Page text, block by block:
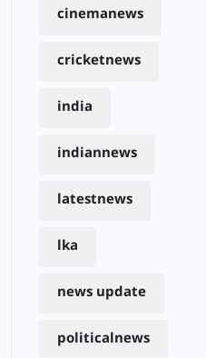
cinemanews
cricketnews
india
indiannews
latestnews
lka
news update
politicalnews